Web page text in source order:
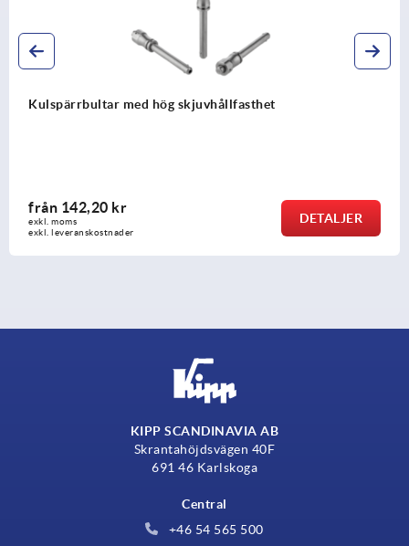
DETALJER
Kulspärrbultar med knopp i
211,41 kr
exkl. leveranskostnader
KIPP SCANDINAVIA AB
Skrantahöjdsvägen 40F
691 46 Karlskoga
Central
+46 54 565 500